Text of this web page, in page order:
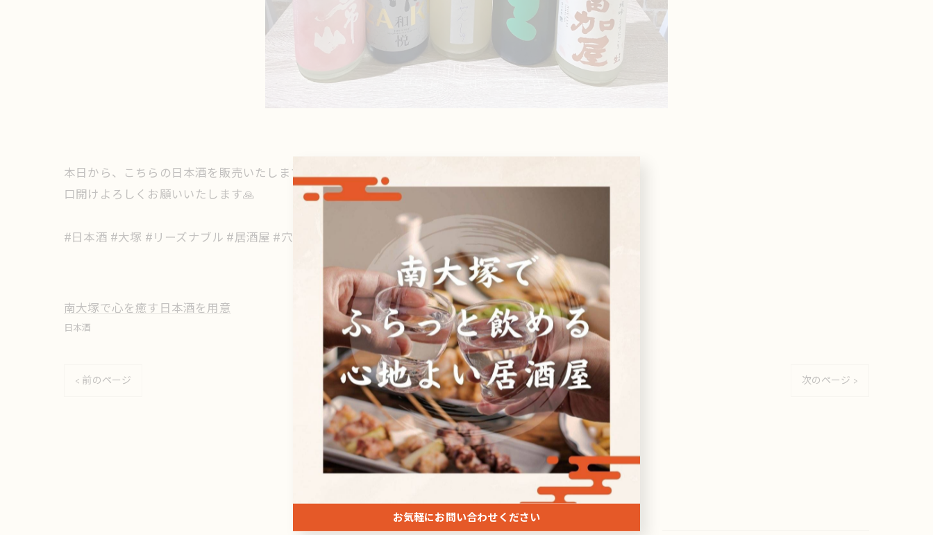
本日から、こちらの日本酒を販売いたします‼️
口開けよろしくお願いいたします🙏
#日本酒 #大塚 #リーズナブル #居酒屋 #穴場
南大塚で心を癒す日本酒を用意
日本酒
< 前のページ 一覧に戻る 次のページ >
関連タグ
お気軽にお問い合わせください